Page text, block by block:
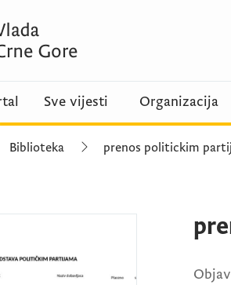
Sve vijesti Organizacija
Biblioteka prenos politickim